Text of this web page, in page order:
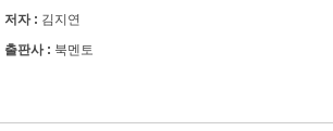
저자 : 김지연
출판사 : 북멘토